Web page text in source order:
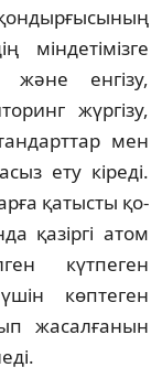
міндетімізге
және енгізу,
жүргізу,
мен
ету кіреді.
қатысты қо­
қазіргі атом
күтпеген
көптеген
жасалға­нын